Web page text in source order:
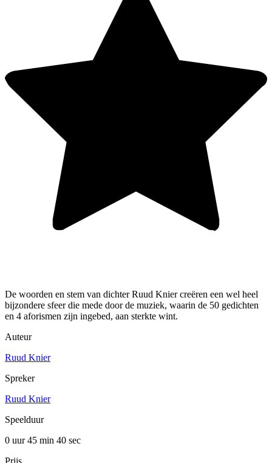
De woorden en stem van dichter Ruud Knier creëren een wel heel
bijzondere sfeer die mede door de muziek, waarin de 50 gedichten
en 4 aforismen zijn ingebed, aan sterkte wint.
Auteur
Ruud Knier
Spreker
Ruud Knier
Speelduur
0 uur 45 min 40 sec
Prijs